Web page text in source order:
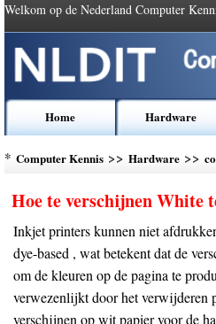
Welkom op de Nederland Computer
Home Hardware
* Computer Kennis >> Hardware >>
Hoe te verschijnen White
Inkjet printers kunnen niet
dye-based , wat betekent dat de
om de kleuren op de pagina te
verwezenlijkt door het verwijderen
verschijnen op wit papier voor de